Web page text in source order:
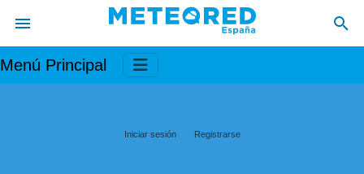
Menú Principal
Iniciar sesión Registrarse